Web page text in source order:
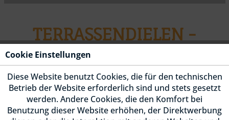
TERRASSENDIELEN -
KESSELDRUCKIMPRÄGNIERT
Durch die Kesseldruckimprägnierung werden mäßig
dauerhafte, heimische Hölzer länger haltbar gemacht.
Erst dadurch werden sie für den voll bewitterten
Cookie Einstellungen
Diese Website benutzt Cookies, die für den technischen
Betrieb der Website erforderlich sind und stets gesetzt
werden. Andere Cookies, die den Komfort bei
Benutzung dieser Website erhöhen, der Direktwerbung